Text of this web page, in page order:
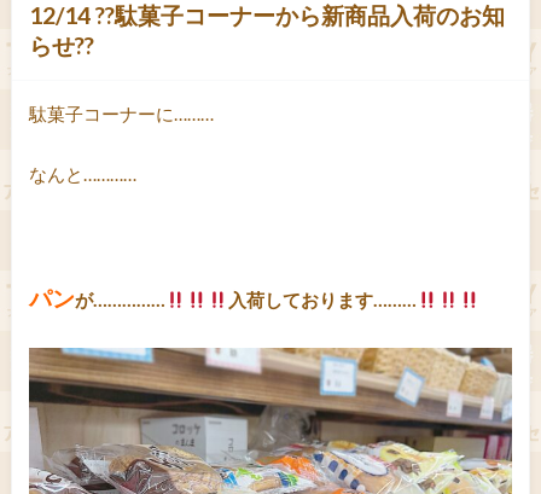
12/14 ??駄菓子コーナーから新商品入荷のお知
らせ??
駄菓子コーナーに………
なんと…………
パンが…………… 入荷しております………